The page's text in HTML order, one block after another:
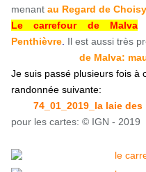
menant au Regard de
Le carrefour de Malva
Penthièvre Il est aussi très
de Malva:
Je suis passé plusieurs fois à
randonnée suivante:
74_01_2019_la laie
pour les cartes: © IGN - 2019